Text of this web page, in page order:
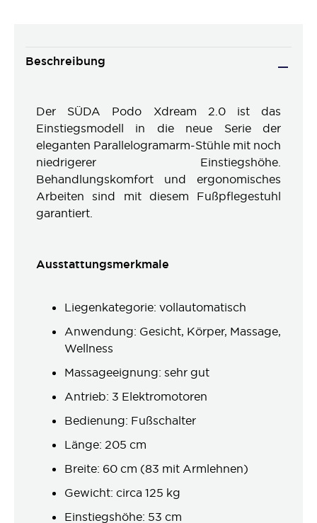
Beschreibung
Der SÜDA Podo Xdream 2.0 ist das
Einstiegsmodell in die neue Serie der
eleganten Parallelogramarm-Stühle mit noch
niedrigerer Einstiegshöhe.
Behandlungskomfort und ergonomisches
Arbeiten sind mit diesem Fußpflegestuhl
garantiert.
Ausstattungsmerkmale
Liegenkategorie: vollautomatisch
Anwendung: Gesicht, Körper, Massage,
Wellness
Massageeignung: sehr gut
Antrieb: 3 Elektromotoren
Bedienung: Fußschalter
Länge: 205 cm
Breite: 60 cm (83 mit Armlehnen)
Gewicht: circa 125 kg
Einstiegshöhe: 53 cm